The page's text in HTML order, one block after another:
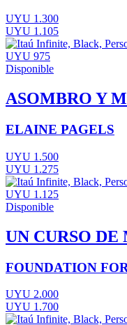
UYU 1.300
UYU 1.105
UYU 975
Disponible
ASOMBRO Y
ELAINE PAGELS
UYU 1.500
UYU 1.275
UYU 1.125
Disponible
UN CURSO
FOUNDATION
UYU 2.000
UYU 1.700